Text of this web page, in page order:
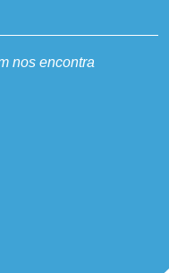
nos encontra